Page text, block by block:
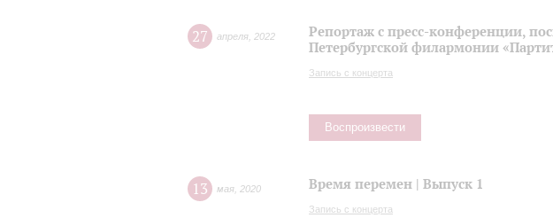
27 апреля 2022
Репортаж с пресс-конференции,
Петербургской филармонии
Запись с концерта
Воспроизвести
13 мая 2020 Время перемен | Выпуск 1
Запись с концерта